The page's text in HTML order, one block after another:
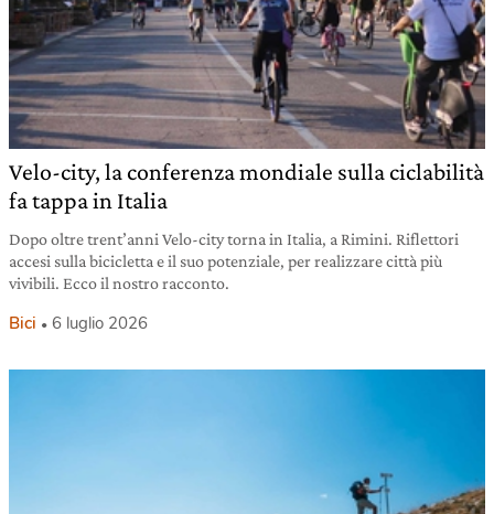
Velo-city, la conferenza mondiale sulla ciclabilità
fa tappa in Italia
Dopo oltre trent’anni Velo-city torna in Italia, a Rimini. Riflettori
accesi sulla bicicletta e il suo potenziale, per realizzare città più
vivibili. Ecco il nostro racconto.
Bici 6 luglio 2026